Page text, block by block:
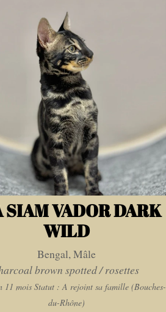
SIAM VADOR DARK
WILD
Bengal, Mâle
brown spotted / rosettes
11 moisStatut : A rejoint sa famille (Bouches-
du-Rhône)